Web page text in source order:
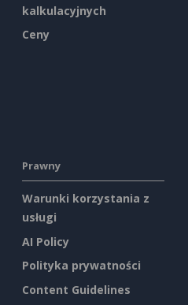
kalkulacyjnych
Ceny
Prawny
Warunki korzystania z
usługi
AI Policy
Polityka prywatności
Content Guidelines